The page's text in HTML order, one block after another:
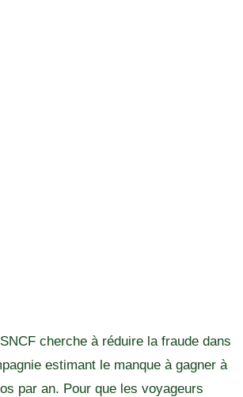
cherche à réduire la fraude dans
estimant le manque à gagner à
par an. Pour que les voyageurs